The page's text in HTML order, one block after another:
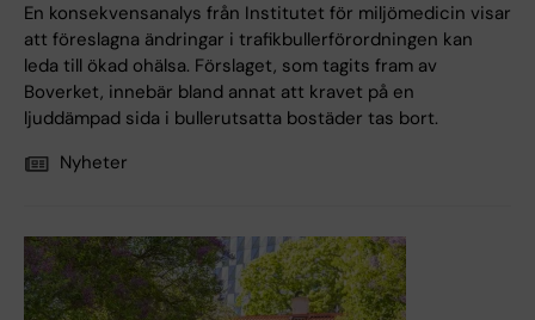
En konsekvensanalys från Institutet för miljömedicin visar
att föreslagna ändringar i trafikbullerförordningen kan
leda till ökad ohälsa. Förslaget, som tagits fram av
Boverket, innebär bland annat att kravet på en
ljuddämpad sida i bullerutsatta bostäder tas bort.
Nyheter